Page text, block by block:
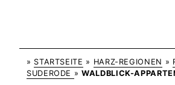
» STARTSEITE » HARZ-REGIONEN »
SUDERODE »WALDBLICK-